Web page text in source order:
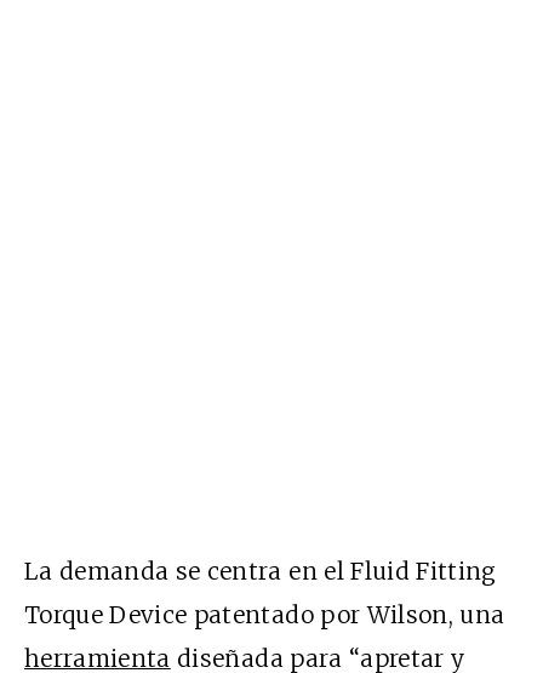
La demanda se centra en el Fluid Fitting
Torque Device patentado por Wilson, una
herramienta diseñada para “apretar y